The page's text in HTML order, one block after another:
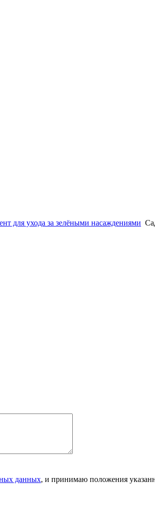
для ухода за зелёными насаждениями
данных, и принимаю положения